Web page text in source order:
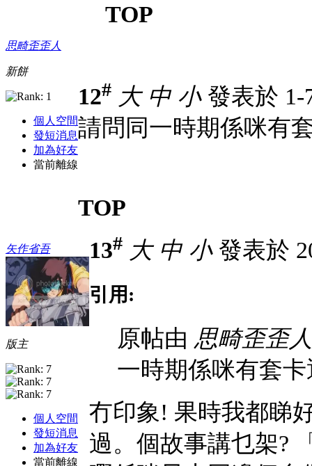
TOP
思畸歪歪人
新餅
個人空間
發短消息
加為好友
當前離線
12# 大 中 小發表於 1-
請問同一時期係咪有
TOP
矢作省吾
版主
個人空間
發短消息
加為好友
當前離線
13# 大 中 小發表於
引用:
原帖由 思畸歪歪人
一時期係咪有套
冇印象! 果時我都睇
過。個故事講乜架?